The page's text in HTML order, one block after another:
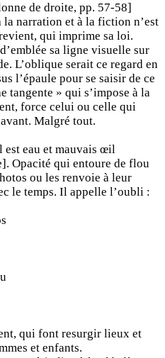
de droite, pp. 57-58]
narration et à la fiction n’est
qui imprime sa loi.
sa ligne visuelle sur
L’oblique serait ce regard en
l’épaule pour se saisir de ce
tangente » qui s’impose à la
force celui ou celle qui
Malgré tout.
est eau et mauvais œil
Opacité qui entoure de flou
ou les renvoie à leur
le temps. Il appelle l’oubli :
qui font resurgir lieux et
et enfants.